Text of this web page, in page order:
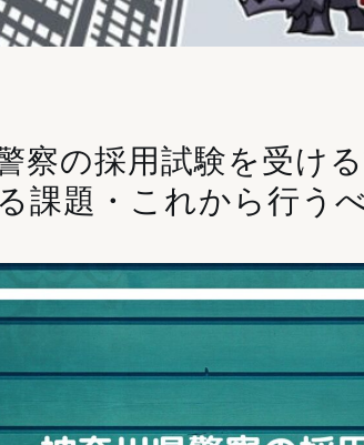
察の採用試験を受け
課題・これから行う